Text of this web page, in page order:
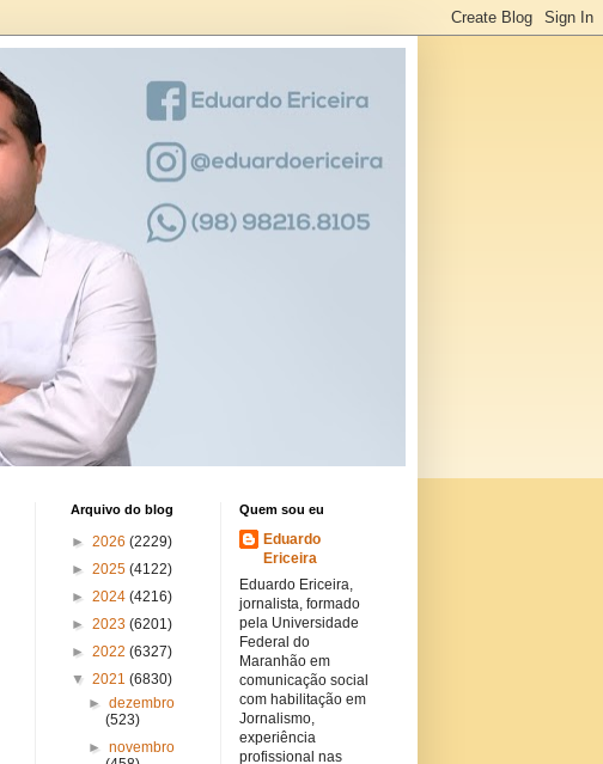
Arquivo do blog
► 2026 (2229)
► 2025 (4122)
► 2024 (4216)
► 2023 (6201)
► 2022 (6327)
▼ 2021 (6830)
► dezembro
(523)
► novembro
Quem sou eu
Eduardo
Ericeira
Eduardo Ericeira,
jornalista, formado
pela Universidade
Federal do
Maranhão em
comunicação social
com habilitação em
Jornalismo,
experiência
profissional nas